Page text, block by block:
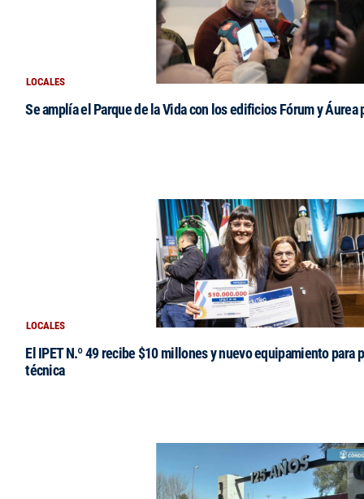
LOCALES
Se amplía el Parque de la Vida con los edificios Fórum y
LOCALES
El IPET N.º 49 recibe $10 millones y nuevo equipamiento para
técnica